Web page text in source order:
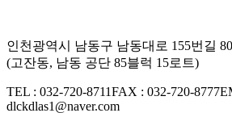
인천광역시 남동구 남동대로 155번길 80
(고잔동, 남동 공단 85블럭 15로트)
TEL : 032-720-8711FAX : 032-720-8777
dlckdlas1@naver.com